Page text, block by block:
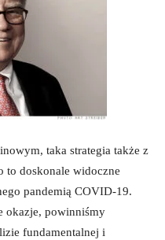
taka strategia także z
to doskonale widoczne
pandemią COVID-19.
okazje, powinniśmy
fundamentalnej i